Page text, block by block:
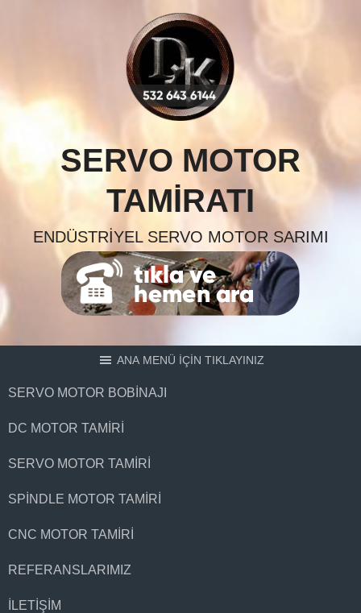
SERVO MOTOR
TAMIRATI
ENDÜSTRIYEL SERVO MOTOR SARIMI
ANA MENÜ İÇİN TIKLAYINIZ
SERVO MOTOR BOBINAJI
DC MOTOR TAMIRI
SERVO MOTOR TAMIRI
SPINDLE MOTOR TAMIRI
CNC MOTOR TAMIRI
REFERANSLARIMIZ
İLETIŞIM